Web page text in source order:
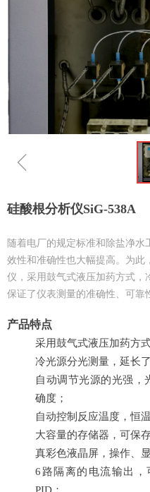
ꁆ
硅酸根分析仪SiG-538A
随着电厂的规定标准和除盐净
效性和准确性也大幅提高。为此
仪，采用鼓气式液压加药方式，
保证了仪表测量的准确性、可靠
产品特点
采用鼓气式液压加药方
冷光源分光测量，延长
自动调节光源的光强，
确度；
自动控制反应温度，恒
大容量的存储器，可保
真彩色液晶屏，操作、
6路隔离的电流输出